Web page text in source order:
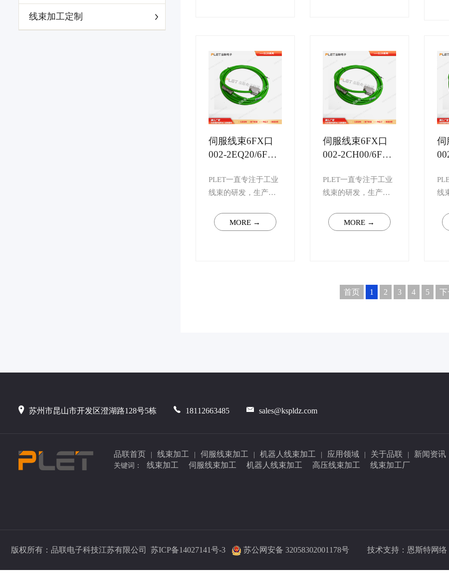
线束加工定制
任意长度伺服电缆
线。...
任意长度伺服电缆
线。...
伺服线束6FX口
002-2EQ20/6FX
PLET一直专注于工业
线束的研发，生产，
求量身定制S120系列
线束. 如您有任何技术
MORE →
伺服线束6FX口
002-2CH00/6FX
PLET一直专注于工业
线束的研发，生产，
求量身定制S120系列
线束. 如您有任何技术
以一对一解答。 ...
MORE →
伺
线
求
线
以
首页 1 2 3 4 5 下
苏州市昆山市开发区澄湖路128号5栋 18112663485 sales@kspldz.com
品联首页 | 线束加工 | 伺服线束加工 | 机器人线束加工 | 应用领域 | 关于品联 | 新闻资讯
关键词： 线束加工 伺服线束加工 机器人线束加工 高压线束加工 线束加工厂
版权所有：品联电子科技江苏有限公司 苏ICP备14027141号-3 苏公网安备 32058302001178号 技术支持： 恩斯特网络